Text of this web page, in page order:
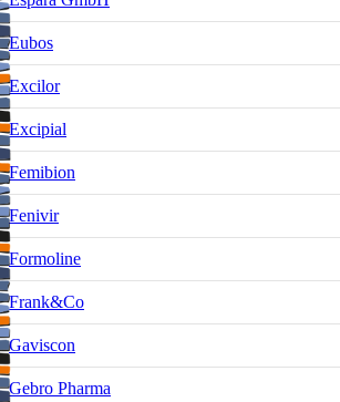
Eubos
Excilor
Excipial
Femibion
Fenivir
Formoline
Frank&Co
Gaviscon
Gebro Pharma